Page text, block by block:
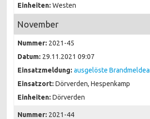
Einheiten: Westen
November
Nummer: 2021-45
Datum: 29.11.2021 09:07
Einsatzmeldung: ausgelöste
Einsatzort: Dörverden, Hespenkamp
Einheiten: Dörverden
Nummer: 2021-44